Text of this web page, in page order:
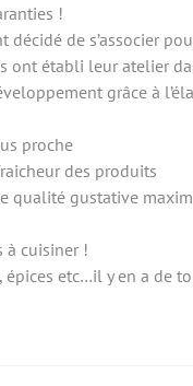
!
décidé de s’associer
établi leur atelier
grâce à
proche
des produits
qualité gustative
à cuisiner !
épices etc…il y en a de